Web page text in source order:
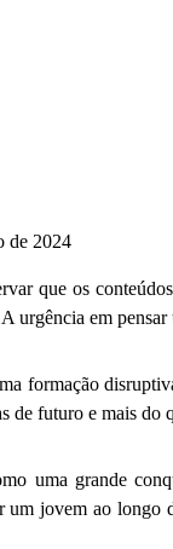
de 2024
que os
urgência em
formação
de futuro e mais
uma grande
jovem ao longo